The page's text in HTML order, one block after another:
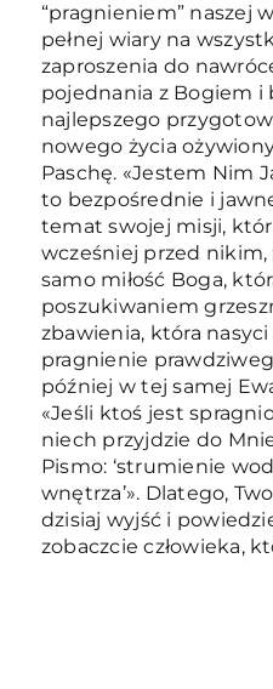
“pragnieniem” naszej
pełnej wiary na
zaproszenia do
pojednania z Bogiem i
najlepszego
nowego życia
Paschę. «Jestem Nim
to bezpośrednie i
temat swojej misji,
wcześniej przed
samo miłość Boga,
poszukiwaniem
zbawienia, która
pragnienie
później w tej samej
«Jeśli ktoś jest
niech przyjdzie do
Pismo: ‘strumienie
wnętrza’». Dlatego,
dzisiaj wyjść i
zobaczcie człowieka,